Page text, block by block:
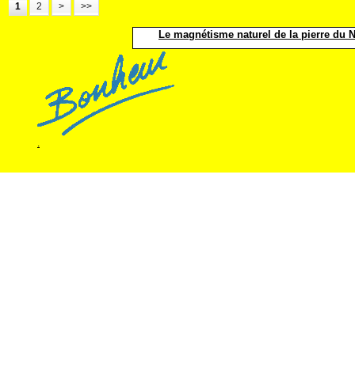
1 2 > >>
Le magnétisme naturel de la pierre du
.